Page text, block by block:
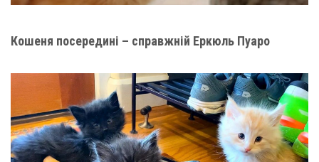
Кошеня посередині – справжній Еркюль Пуаро